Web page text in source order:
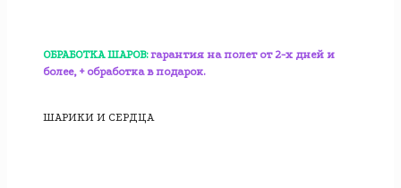
ОБРАБОТКА ШАРОВ: гарантия на полет от 2-х дней и
более, + обработка в подарок.
ШАРИКИ И СЕРДЦА